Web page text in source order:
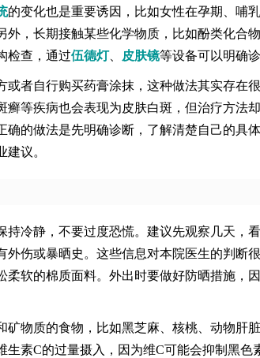
的变化也是重要诱因，比如女性在孕期、哺
，长期接触某些化学物质，比如酚类化合
检查，通过伍德灯、 皮肤镜等设备可以明确诊
者自行购买药膏涂抹，这种做法其实存在
等疾病也会表现为皮肤白斑，但治疗方法
的做法是先明确诊断，了解清楚自己的具
议。
冷静，不要过度恐慌。建议先观察几天，
伤或暴晒史。这些信息对本院医生的判断
软的棉质面料。外出时要做好防晒措施，
矿物质的食物，比如黑芝麻、核桃、动物肝
素C的过量摄入，因为维C可能会抑制黑色